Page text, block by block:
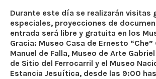
Durante este día se realizarán visitas
especiales, proyecciones de
entrada será libre y gratuita en los
Gracia: Museo Casa de Ernesto “Che”
Manuel de Falla, Museo de Arte
de Sitio del Ferrocarril y el Museo
Estancia Jesuítica, desde las 9:00